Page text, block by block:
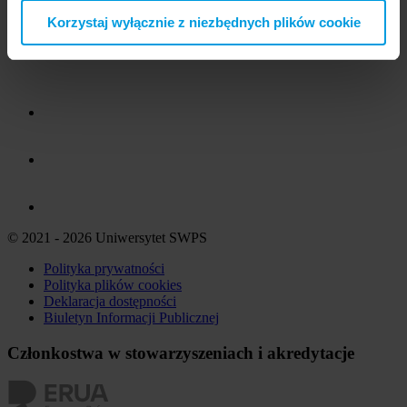
Korzystaj wyłącznie z niezbędnych plików cookie
© 2021 - 2026 Uniwersytet SWPS
Polityka prywatności
Polityka plików cookies
Deklaracja dostępności
Biuletyn Informacji Publicznej
Członkostwa w stowarzyszeniach i akredytacje